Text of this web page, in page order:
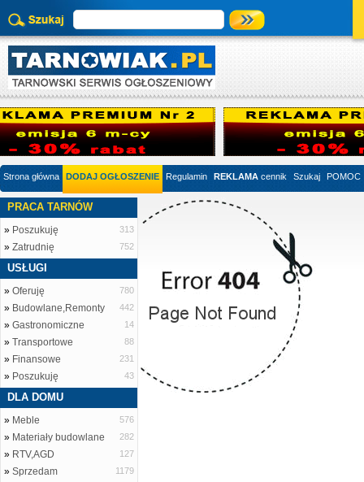
Strona główna DODAJ OGŁOSZENIE Regulamin REKLAMA cennik Szukaj POMOC
PRACA TARNÓW
» Poszukuję 313
» Zatrudnię 752
USŁUGI
» Oferuję 780
» Budowlane,Remonty 442
» Gastronomiczne 14
» Transportowe 88
» Finansowe 231
» Poszukuję 43
DLA DOMU
» Meble 576
» Materiały budowlane 282
» RTV,AGD 127
» Sprzedam 1179